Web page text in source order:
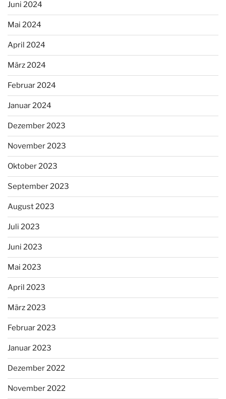
Juni 2024
Mai 2024
April 2024
März 2024
Februar 2024
Januar 2024
Dezember 2023
November 2023
Oktober 2023
September 2023
August 2023
Juli 2023
Juni 2023
Mai 2023
April 2023
März 2023
Februar 2023
Januar 2023
Dezember 2022
November 2022